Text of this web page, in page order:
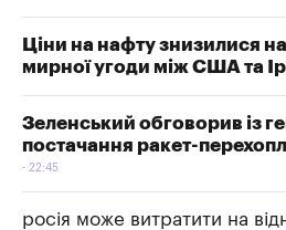
Ціни на нафту знизилися
мирної угоди між США та
Зеленський обговорив із
постачання ракет-
22:45
росія може витратити на